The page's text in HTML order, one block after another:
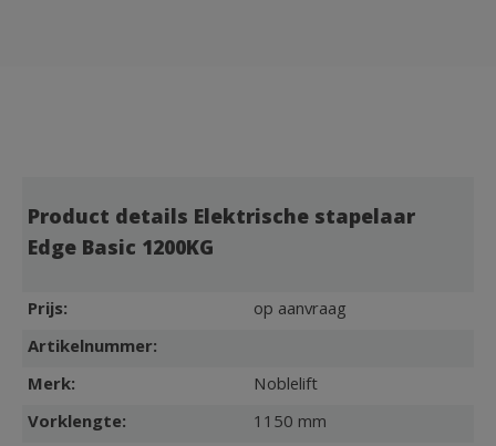
Product details Elektrische stapelaar
Edge Basic 1200KG
Prijs:
op aanvraag
Artikelnummer:
Merk:
Noblelift
Vorklengte:
1150 mm